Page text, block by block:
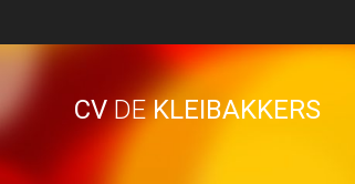
inhoud
CVDEKLEIBAKKERS